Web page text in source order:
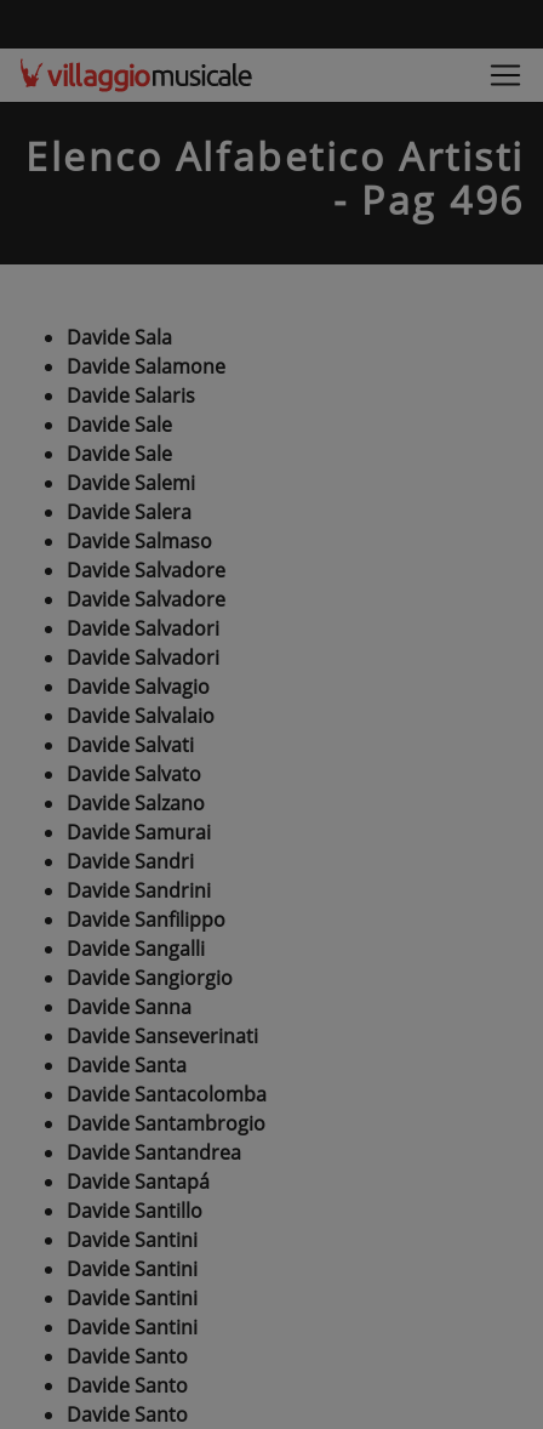
Elenco Alfabetico Artisti
- Pag 496
Davide Sala
Davide Salamone
Davide Salaris
Davide Sale
Davide Sale
Davide Salemi
Davide Salera
Davide Salmaso
Davide Salvadore
Davide Salvadore
Davide Salvadori
Davide Salvadori
Davide Salvagio
Davide Salvalaio
Davide Salvati
Davide Salvato
Davide Salzano
Davide Samurai
Davide Sandri
Davide Sandrini
Davide Sanfilippo
Davide Sangalli
Davide Sangiorgio
Davide Sanna
Davide Sanseverinati
Davide Santa
Davide Santacolomba
Davide Santambrogio
Davide Santandrea
Davide Santapá
Davide Santillo
Davide Santini
Davide Santini
Davide Santini
Davide Santini
Davide Santo
Davide Santo
Davide Santo